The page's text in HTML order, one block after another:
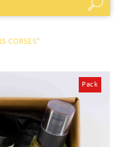
CORSES"
Pack